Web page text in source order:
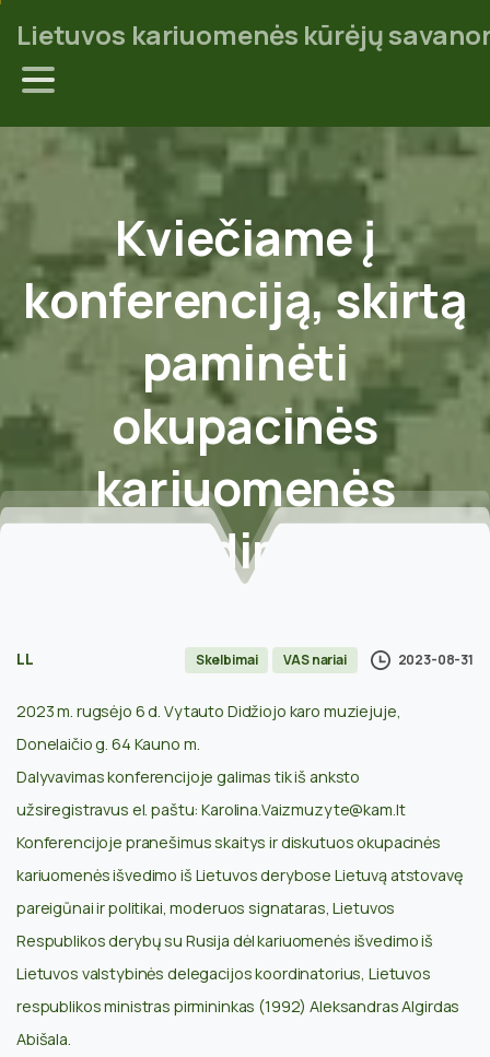
Lietuvos kariuomenės kūrėjų
Kviečiameį
konferenciją,skirtą
paminėti
okupacinės
kariuomenės
išvedimo
Home
Skelbimai
okupacinės kariuomenės išvedimo iš Lietuvos 30-
LL Skelbimai VAS nariai 2023-08-31
2023 m. rugsėjo 6 d. Vytauto Didžiojo karo muziejuje,
Donelaičio g. 64 Kauno m.
Dalyvavimas konferencijoje galimas tik iš anksto
užsiregistravus el. paštu: Karolina.Vaizmuzyte@kam.lt
Konferencijoje pranešimus skaitys ir diskutuos okupacinės
kariuomenės išvedimo iš Lietuvos derybose Lietuvą atstovavę
pareigūnai ir politikai, moderuos signataras, Lietuvos
Respublikos derybų su Rusija dėl kariuomenės išvedimo iš
Lietuvos valstybinės delegacijos koordinatorius, Lietuvos
respublikos ministras pirmininkas (1992) Aleksandras Algirdas
Abišala.